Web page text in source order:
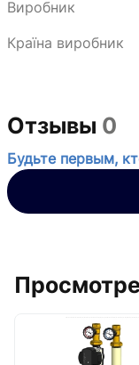
Виробник
Країна виробник
Отзывы 0
Будьте первым,